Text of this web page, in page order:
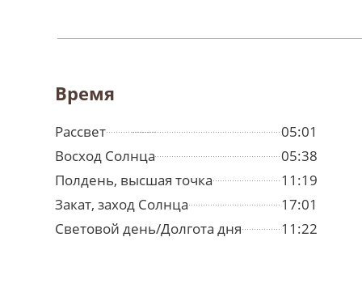
Время
Рассвет
05:01
Восход Солнца
05:38
Полдень, высшая точка
11:19
Закат, заход Солнца
17:01
Световой день/Долгота дня
11:22